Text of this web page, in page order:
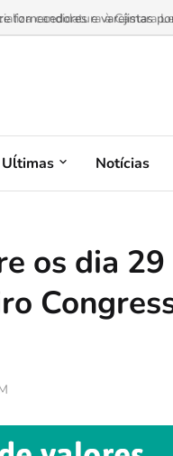
fornecedores e varejistas
Uĺtimas Notícias
os dia